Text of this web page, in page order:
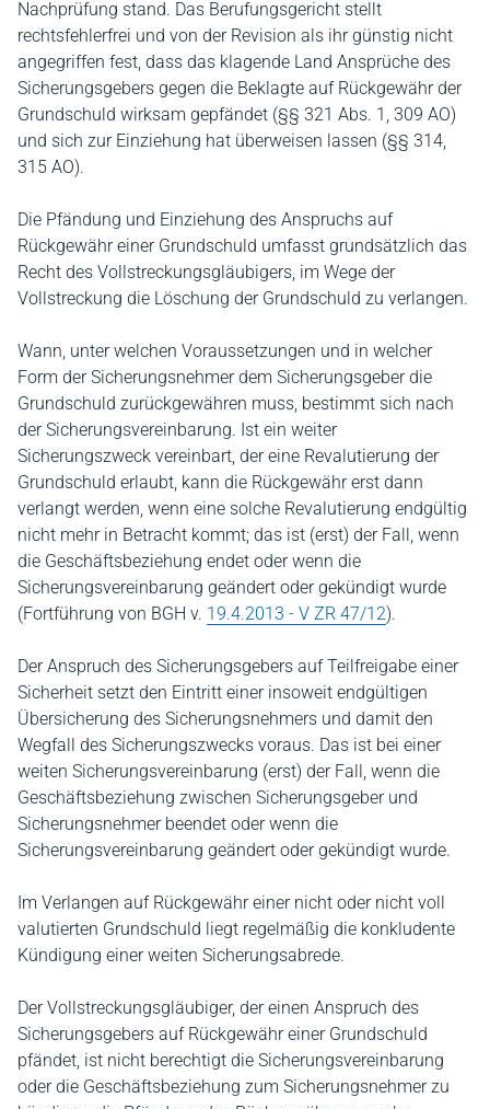
Nachprüfung stand. Das Berufungsgericht stellt
rechtsfehlerfrei und von der Revision als ihr günstig nicht
angegriffen fest, dass das klagende Land Ansprüche des
Sicherungsgebers gegen die Beklagte auf Rückgewähr der
Grundschuld wirksam gepfändet (§§ 321 Abs. 1, 309 AO)
und sich zur Einziehung hat überweisen lassen (§§ 314,
315 AO).
Die Pfändung und Einziehung des Anspruchs auf
Rückgewähr einer Grundschuld umfasst grundsätzlich das
Recht des Vollstreckungsgläubigers, im Wege der
Vollstreckung die Löschung der Grundschuld zu verlangen.
Wann, unter welchen Voraussetzungen und in welcher
Form der Sicherungsnehmer dem Sicherungsgeber die
Grundschuld zurückgewähren muss, bestimmt sich nach
der Sicherungsvereinbarung. Ist ein weiter
Sicherungszweck vereinbart, der eine Revalutierung der
Grundschuld erlaubt, kann die Rückgewähr erst dann
verlangt werden, wenn eine solche Revalutierung endgültig
nicht mehr in Betracht kommt; das ist (erst) der Fall, wenn
die Geschäftsbeziehung endet oder wenn die
Sicherungsvereinbarung geändert oder gekündigt wurde
(Fortführung von BGH v. 19.4.2013 - V ZR 47/12).
Der Anspruch des Sicherungsgebers auf Teilfreigabe einer
Sicherheit setzt den Eintritt einer insoweit endgültigen
Übersicherung des Sicherungsnehmers und damit den
Wegfall des Sicherungszwecks voraus. Das ist bei einer
weiten Sicherungsvereinbarung (erst) der Fall, wenn die
Geschäftsbeziehung zwischen Sicherungsgeber und
Sicherungsnehmer beendet oder wenn die
Sicherungsvereinbarung geändert oder gekündigt wurde.
Im Verlangen auf Rückgewähr einer nicht oder nicht voll
valutierten Grundschuld liegt regelmäßig die konkludente
Kündigung einer weiten Sicherungsabrede.
Der Vollstreckungsgläubiger, der einen Anspruch des
Sicherungsgebers auf Rückgewähr einer Grundschuld
pfändet, ist nicht berechtigt die Sicherungsvereinbarung
oder die Geschäftsbeziehung zum Sicherungsnehmer zu